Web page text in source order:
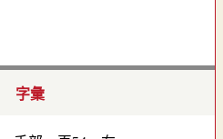
字彙